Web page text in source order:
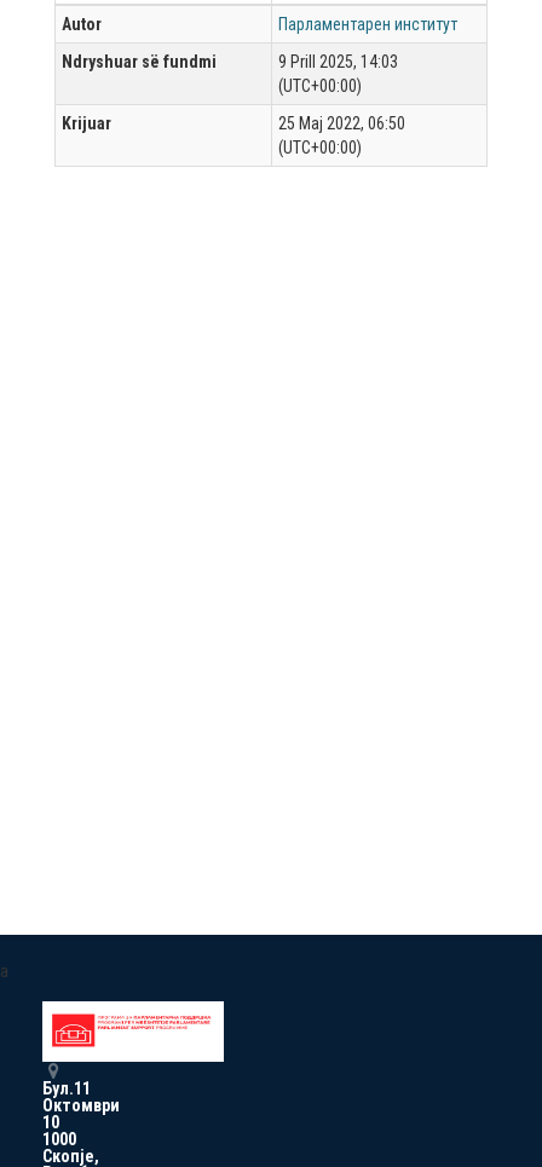
Autor
Парламентарен институт
Ndryshuar së fundmi
9 Prill 2025, 14:03
(UTC+00:00)
Krijuar
25 Maj 2022, 06:50
(UTC+00:00)
a
Бул.11
Октомври
10
1000
Скопје,